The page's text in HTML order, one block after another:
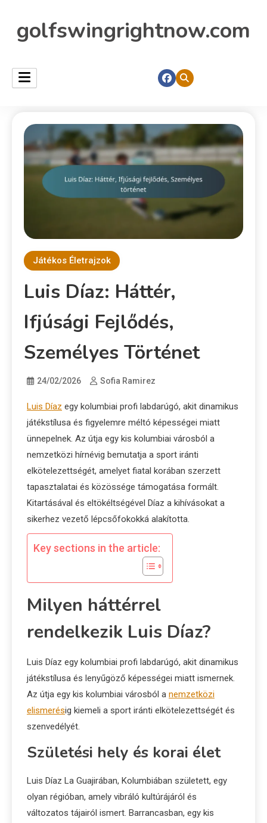
golfswingrightnow.com
Játékos Életrajzok
Luis Díaz: Háttér,
Ifjúsági Fejlődés,
Személyes Történet
24/02/2026 Sofia Ramirez
Luis Díaz egy kolumbiai profi labdarúgó, akit dinamikus
játékstílusa és figyelemre méltó képességei miatt
ünnepelnek. Az útja egy kis kolumbiai városból a
nemzetközi hírnévig bemutatja a sport iránti
elkötelezettségét, amelyet fiatal korában szerzett
tapasztalatai és közössége támogatása formált.
Kitartásával és eltökéltségével Díaz a kihívásokat a
sikerhez vezető lépcsőfokokká alakította.
Key sections in the article:
Milyen háttérrel
rendelkezik Luis Díaz?
Luis Díaz egy kolumbiai profi labdarúgó, akit dinamikus
játékstílusa és lenyűgöző képességei miatt ismernek.
Az útja egy kis kolumbiai városból a nemzetközi
elismerésig kiemeli a sport iránti elkötelezettségét és
szenvedélyét.
Születési hely és korai élet
Luis Díaz La Guajirában, Kolumbiában született, egy
olyan régióban, amely vibráló kultúrájáról és
változatos tájairól ismert. Barrancasban, egy kis